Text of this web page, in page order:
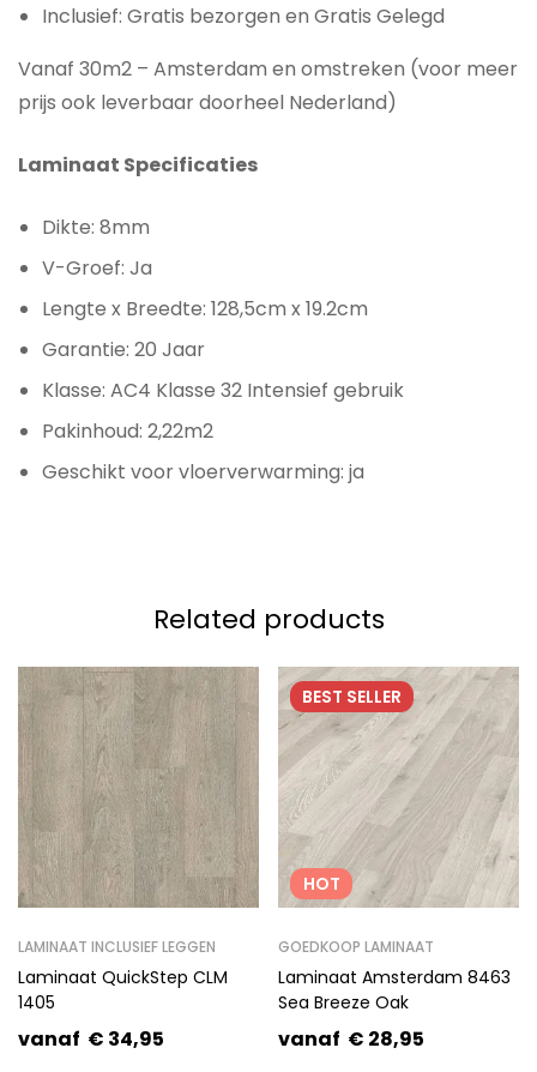
Inclusief: Gratis bezorgen en Gratis Gelegd
Vanaf 30m2 – Amsterdam en omstreken (voor meer
prijs ook leverbaar doorheel Nederland)
Laminaat Specificaties
Dikte: 8mm
V-Groef: Ja
Lengte x Breedte: 128,5cm x 19.2cm
Garantie: 20 Jaar
Klasse: AC4 Klasse 32 Intensief gebruik
Pakinhoud: 2,22m2
Geschikt voor vloerverwarming: ja
Related products
LAMINAAT INCLUSIEF LEGGEN
Laminaat QuickStep CLM
1405
vanaf € 34,95
BEST SELLER
HOT
GOEDKOOP LAMINAAT
Laminaat Amsterdam 8463
Sea Breeze Oak
vanaf € 28,95